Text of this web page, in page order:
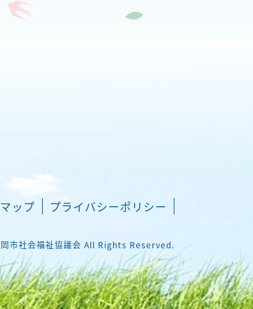
ップ プライバシーポリシー
市社会福祉協議会 All Rights Reserved.